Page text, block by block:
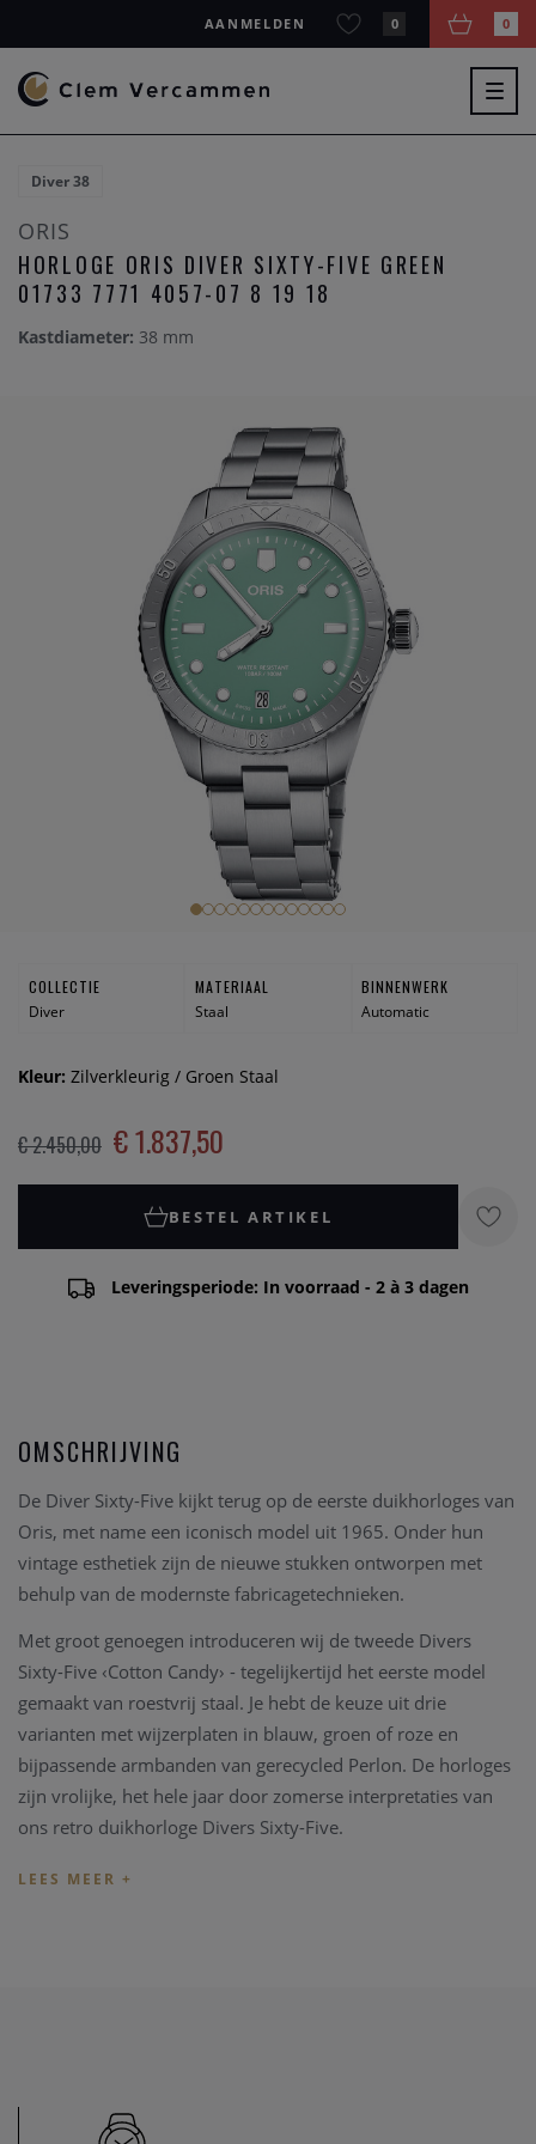
AANMELDEN 0 0
Diver 38
ORIS
HORLOGE ORIS DIVER SIXTY-FIVE GREEN
01733 7771 4057-07 8 19 18
Kastdiameter: 38 mm
COLLECTIE
Diver
MATERIAAL
Staal
BINNENWERK
Automatic
Kleur: Zilverkleurig / Groen Staal
€ 2.450,00 € 1.837,50
BESTEL ARTIKEL
Leveringsperiode: In voorraad - 2 à 3 dagen
OMSCHRIJVING
De Diver Sixty-Five kijkt terug op de eerste duikhorloges van
Oris, met name een iconisch model uit 1965. Onder hun
vintage esthetiek zijn de nieuwe stukken ontworpen met
behulp van de modernste fabricagetechnieken.
Met groot genoegen introduceren wij de tweede Divers
Sixty-Five ‹Cotton Candy› - tegelijkertijd het eerste model
gemaakt van roestvrij staal. Je hebt de keuze uit drie
varianten met wijzerplaten in blauw, groen of roze en
bijpassende armbanden van gerecycled Perlon. De horloges
zijn vrolijke, het hele jaar door zomerse interpretaties van
ons retro duikhorloge Divers Sixty-Five.
Achter het speelse kleurenpalet van de 'Cotton Candy' staat
De Oris Diver Sixty-Five horloge met referentie 01733 7771